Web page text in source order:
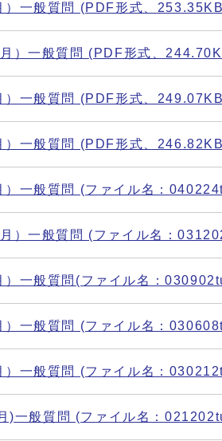
）一般質問 (PDF形式、
）一般質問 (PDF形式、
）一般質問 (PDF形式、
）一般質問 (PDF形式、
）一般質問 (ファイル名：
）一般質問 (ファイル名：
）一般質問(ファイル名：
）一般質問 (ファイル名：
）一般質問 (ファイル名：
)一般質問 (ファイル名：